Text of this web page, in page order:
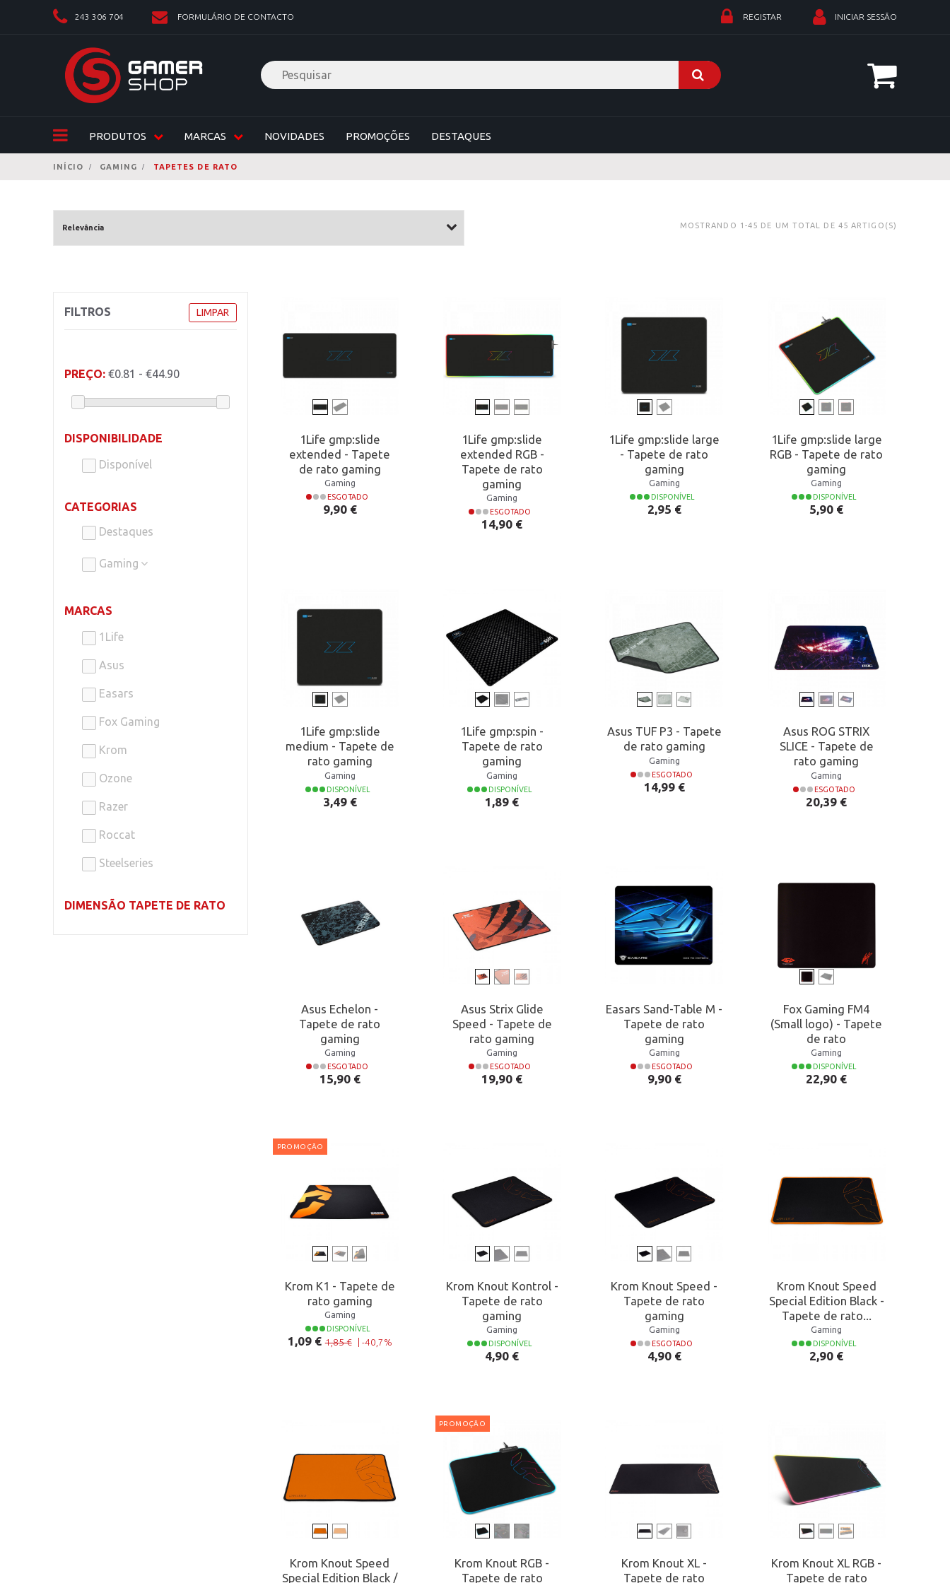
243 306 704 FORMULÁRIO DE CONTACTO REGISTAR INICIAR SESSÃO
PRODUTOS MARCAS NOVIDADES PROMOÇÕES DESTAQUES
INÍCIO GAMING TAPETES DE RATO
1Life gmp:slide
extended - Tapete
de rato gaming
Gaming
ESGOTADO
Preço
9,90 €
1Life gmp:slide
extended RGB -
Tapete de rato
gaming
Gaming
ESGOTADO
Preço
14,90 €
1Life gmp:slide large
- Tapete de rato
gaming
Gaming
DISPONÍVEL
Preço
2,95 €
1Life gmp:slide large
RGB - Tapete de rato
gaming
Gaming
DISPONÍVEL
Preço
5,90 €
1Life gmp:slide
medium - Tapete de
rato gaming
Gaming
DISPONÍVEL
Preço
3,49 €
1Life gmp:spin -
Tapete de rato
gaming
Gaming
DISPONÍVEL
Preço
1,89 €
Asus TUF P3 - Tapete
de rato gaming
Gaming
ESGOTADO
Preço
14,99 €
Asus ROG STRIX
SLICE - Tapete de
rato gaming
Gaming
ESGOTADO
Preço
20,39 €
Asus Echelon -
Tapete de rato
gaming
Gaming
ESGOTADO
Preço
15,90 €
Asus Strix Glide
Speed - Tapete de
rato gaming
Gaming
ESGOTADO
Preço
19,90 €
Easars Sand-Table M -
Tapete de rato
gaming
Gaming
ESGOTADO
Preço
9,90 €
Fox Gaming FM4
(Small logo) - Tapete
de rato
Gaming
DISPONÍVEL
Preço
22,90 €
PROMOÇÃO
Krom K1 - Tapete de
rato gaming
Gaming
DISPONÍVEL
Preço normal
Preço
1,09 € 1,85 € -40,7%
Krom Knout Kontrol -
Tapete de rato
gaming
Gaming
DISPONÍVEL
Preço
4,90 €
Krom Knout Speed -
Tapete de rato
gaming
Gaming
ESGOTADO
Preço
4,90 €
Krom Knout Speed
Special Edition Black -
Tapete de rato...
Gaming
DISPONÍVEL
Preço
2,90 €
Krom Knout Speed
Special Edition Black /
PROMOÇÃO
Krom Knout RGB -
Tapete de rato
Krom Knout XL -
Tapete de rato
Krom Knout XL RGB -
Tapete de rato
MOSTRANDO 1-45 DE UM TOTAL DE 45 ARTIGO(S)
FILTROS LIMPAR
PREÇO: €0.81 - €44.90
DISPONIBILIDADE
Disponível
CATEGORIAS
Destaques
Gaming
MARCAS
1Life
Asus
Easars
Fox Gaming
Krom
Ozone
Razer
Roccat
Steelseries
DIMENSÃO TAPETE DE RATO